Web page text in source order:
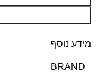
מידע נוסף
BRAND